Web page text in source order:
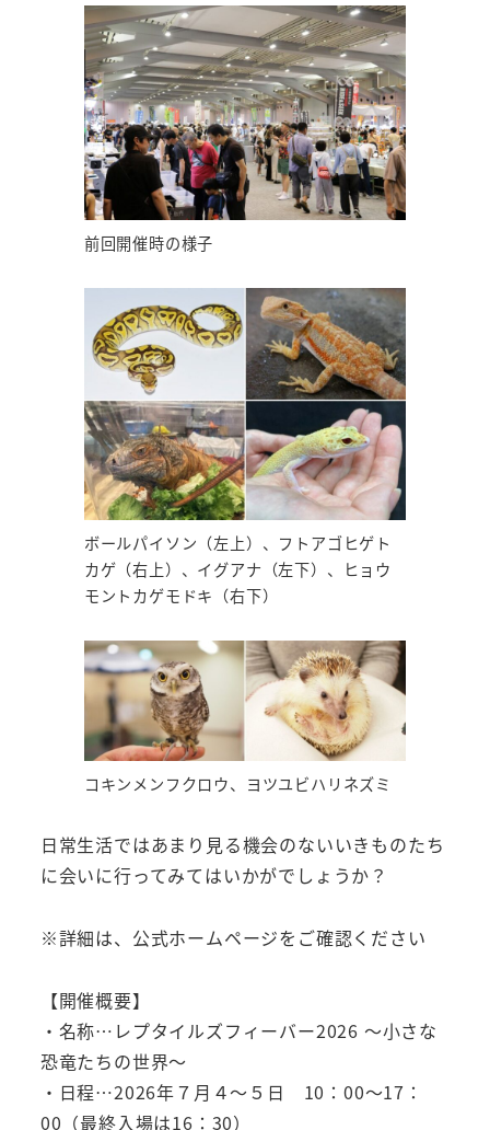
前回開催時の様子
ボールパイソン（左上）、フトアゴヒゲト
カゲ（右上）、イグアナ（左下）、ヒョウ
モントカゲモドキ（右下）
コキンメンフクロウ、ヨツユビハリネズミ
日常生活ではあまり見る機会のないいきものたち
に会いに行ってみてはいかがでしょうか？
※詳細は、公式ホームページをご確認ください
【開催概要】
・名称…レプタイルズフィーバー2026 ～小さな
恐竜たちの世界～
・日程…2026年７月４～５日 10：00～17：
00（最終入場は16：30）